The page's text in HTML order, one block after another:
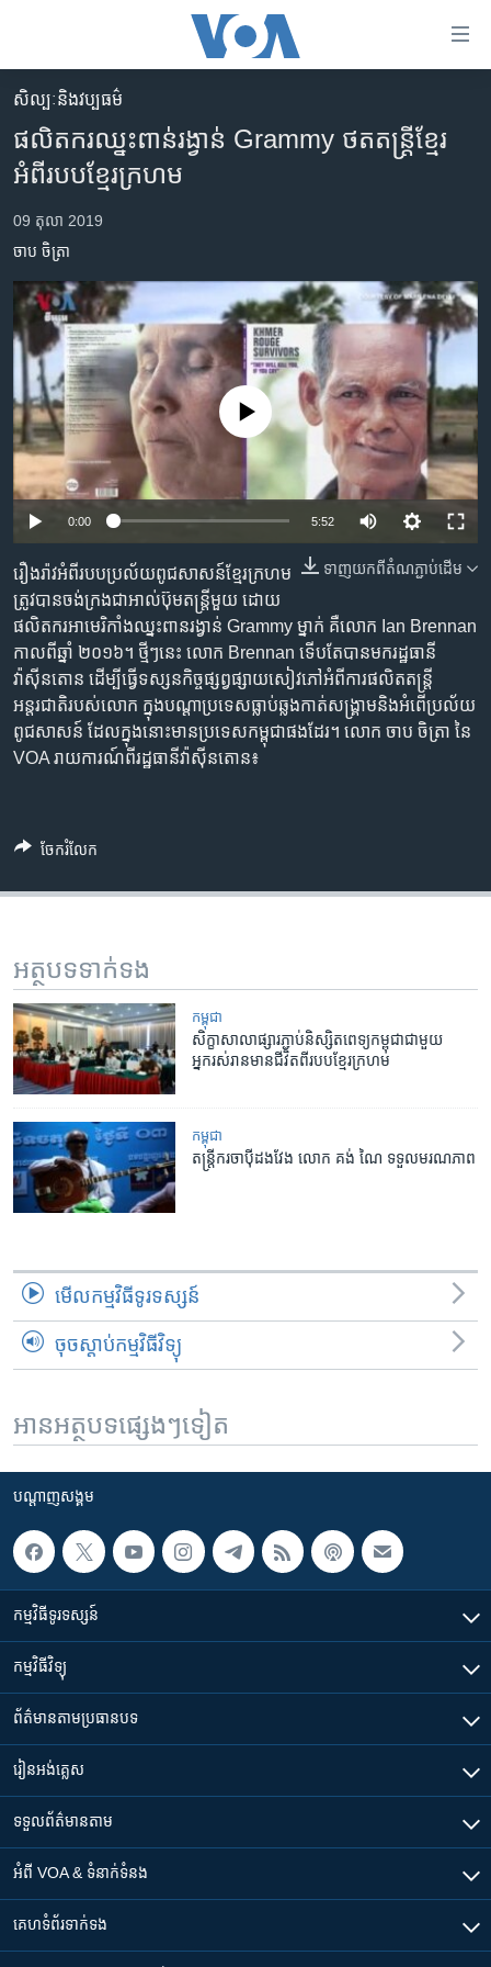
គេហទំព័រ​
ទាក់ទង
រំលង​
និង​
ទៅ​​
ទំព័រ​
ព័ត៌មាន​​
ម្តង
រំលង​
ចូល​
ទៅ​
រចនា
សម្ព័ន្ធ​
រំលង​
និង​
ចូល​
ទៅ​
កាន់​
ទំព័រ​
ស្វែង​
រក
កម្ពុជា
អន្តរជាតិ
ចិន
កម្ពុជាច្នៃប្រតិដ្ឋ
ព្រឹត្តិការណ៍ព័ត៌មាន
ទូរទស្សន៍ / វីដេអូ​
វិទ្យុ / ផតខាសថ៍
កម្មវិធីទាំងអស់
Khmer English
បណ្តាញ​សង្គម
ភាសា
សិល្បៈនិងវប្បធម៌
ផលិតករ​ឈ្នះ​ពាន់​រង្វាន់​ Grammy ថត​តន្ត្រី​ខ្មែរ​
អំពី​របប​ខ្មែរ​ក្រហម
09 តុលា 2019
ចាប ចិត្រា
Auto 270p 360p 720p
1080p
No media source currently available
0:00 5:52
270p
720p
1080p
ទាញ​យក​ពី​តំណភ្ជាប់​ដើម
រឿង​រ៉ាវ​អំពី​របប​ប្រល័យ​ពូជ​សាសន៍​ខ្មែរក្រហម
ត្រូវ​បាន​ចង់​ក្រង​ជា​អាល់ប៊ុម​តន្ត្រី​មួយ ដោយ​
ផលិតករ​អាមេរិកាំង​ឈ្នះ​ពាន​រង្វាន់ Grammy ម្នាក់​ គឺ​លោក Ian Brennan
កាល​ពី​ឆ្នាំ ២០១៦។ ថ្មីៗ​នេះ លោក Brennan ទើប​តែ​​បាន​មក​​រដ្ឋធានី​
វ៉ាស៊ីនតោន ដើម្បី​ធ្វើ​ទស្សនកិច្ច​ផ្សព្វផ្សាយ​សៀវភៅ​អំពី​ការ​ផលិត​តន្ត្រី​
អន្តរជាតិ​របស់​លោក ​​ក្នុង​បណ្ដា​ប្រទេស​ធ្លាប់​ឆ្លង​កាត់​សង្គ្រាម​និង​អំពើ​ប្រល័យ​
ពូជ​សាសន៍ ដែល​ក្នុង​នោះ​មាន​ប្រទេស​កម្ពុជា​ផង​ដែរ។ លោក ចាប ចិត្រា នៃ
VOA រាយការណ៍​ពី​រដ្ឋធានី​វ៉ាស៊ីនតោន៖
ចែករំលែក
អត្ថបទ​ទាក់ទង
កម្ពុជា
សិក្ខាសាលាផ្សារភ្ជាប់និស្សិតពេទ្យកម្ពុជាជាមួយ
អ្នករស់រានមានជីវិតពីរបបខ្មែរក្រហម
កម្ពុជា
តន្រ្ដីករ​ចាប៉ី​ដងវែង លោក គង់ ណៃ ទទួល​មរណភាព
មើល​កម្មវិធី​ទូរទស្សន៍
ចុចស្តាប់កម្មវិធីវិទ្យុ
អានអត្ថបទផ្សេងៗទៀត
បណ្តាញ​សង្គម
កម្មវិធី​ទូរទស្សន៍
កម្មវិធី​វិទ្យុ
ព័ត៌មាន​តាមប្រធានបទ​
រៀន​​អង់គ្លេស
ទទួល​ព័ត៌មាន​តាម
អំពី​ VOA & ទំនាក់ទំនង
គេហទំព័រ​​ទាក់ទង